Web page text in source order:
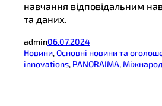
навчання відповідальним
та даних.
admin06.07.2024
Новини, Основні новини та
innovations, PANORAIMA,